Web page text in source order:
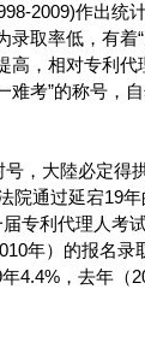
2009)作出统
录取率低，有着“
高，相对专利
难考”的称号，
号，大陸必定得
院通过延宕19年
专利代理人考
年）的报名录
年4.4%，去年（